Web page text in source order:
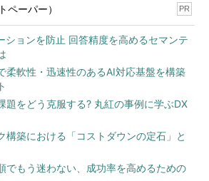
ペーパー） PR
ションを防止 回答精度を高めるセマンテ
柔軟性・迅速性のあるAI対応基盤を構築
題をどう克服する? 丸紅の事例に学ぶDX
構築における「コストダウンの定石」と
でもう迷わない、成功率を高めるための